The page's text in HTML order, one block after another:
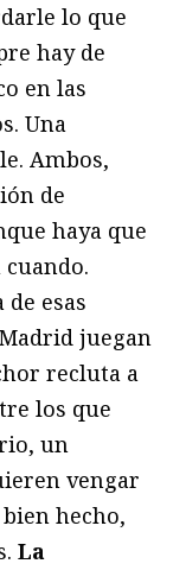
lo que
hay de
en las
Una
Ambos,
de
haya que
de esas
juegan
recluta a
los que
un
vengar
hecho,
La